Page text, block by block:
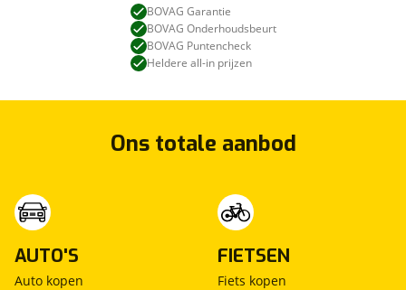
BOVAG Garantie
BOVAG Onderhoudsbeurt
BOVAG Puntencheck
Heldere all-in prijzen
Ons totale aanbod
AUTO'S
Auto kopen
FIETSEN
Fiets kopen